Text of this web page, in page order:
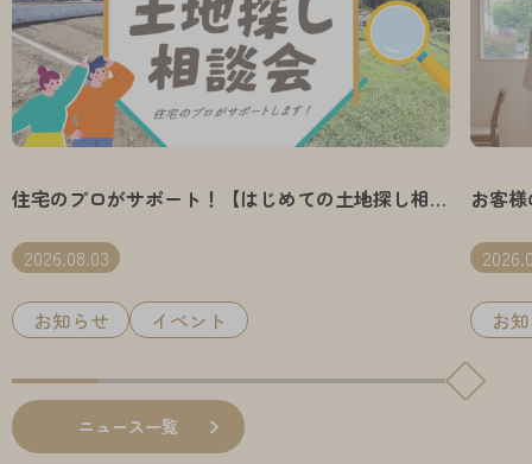
住宅のプロがサポート！【はじめての土地探し相談
2026.08.03
お知らせ イベント
お客
お
ニュース一覧